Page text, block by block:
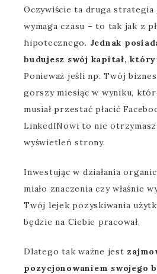
Oczywiście ta druga
wymaga czasu – to tak jak z
hipotecznego. Jednak
budujesz swój kapitał,
Ponieważ jeśli np. Twój
gorszy miesiąc w wyniku,
musiał przestać płacić
LinkedINowi to nie
wyświetleń strony.
Inwestując w działania
miało znaczenia czy właśnie
Twój lejek pozyskiwania
będzie na Ciebie pracował.
Dlatego tak ważne jest
pozycjonowaniem swojego